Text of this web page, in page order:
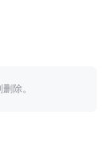
除。